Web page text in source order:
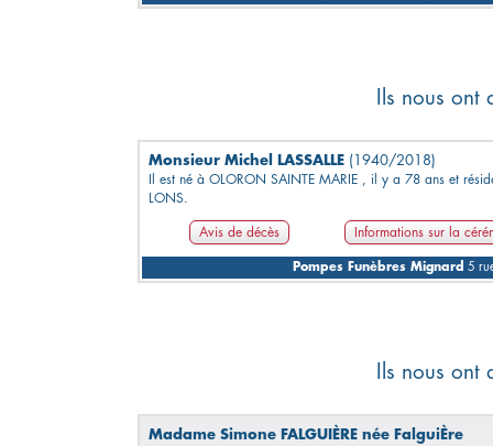
Ils nous
Monsieur Michel LASSALLE (1940/2018)
Il est né à OLORON SAINTE MARIE , il y a 78 ans et
LONS.
Avis de décès Informations sur la
Pompes Funèbres Mignard 5
Ils nous
Madame Simone FALGUIÈRE née FalguiÈre